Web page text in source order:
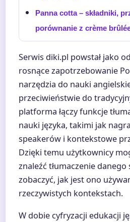
Panna cotta – składniki,
porównanie z crème
Serwis diki.pl powstał jako
rosnące zapotrzebowanie
narzędzia do nauki
przeciwieństwie do
platforma łączy funkcje
nauki języka, takimi jak
speakerów i kontekstowe
Dzięki temu użytkownicy
znaleźć tłumaczenie danego
zobaczyć, jak jest ono
rzeczywistych kontekstach.
W dobie cyfryzacji edukacji